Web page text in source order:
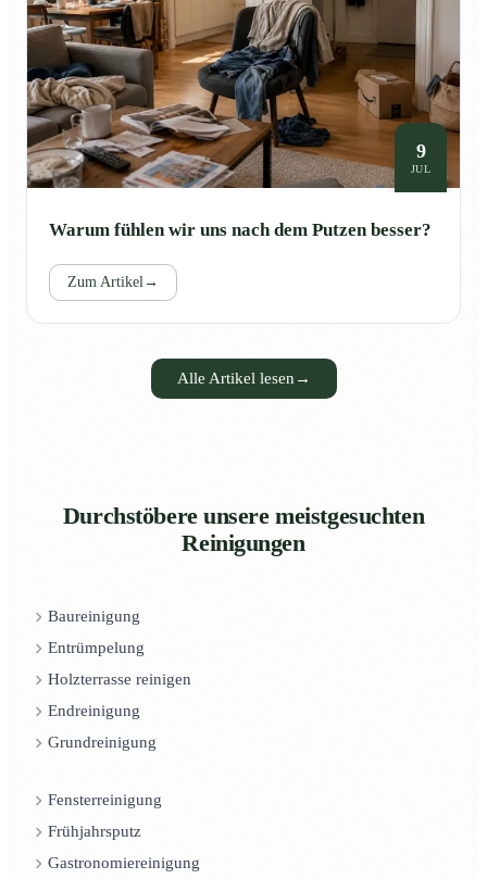
9
JUL
Warum fühlen wir uns nach dem Putzen besser?
Zum Artikel→
Alle Artikel lesen →
Durchstöbere unsere meistgesuchten
Reinigungen
Baureinigung
Entrümpelung
Holzterrasse reinigen
Endreinigung
Grundreinigung
Fensterreinigung
Frühjahrsputz
Gastronomiereinigung